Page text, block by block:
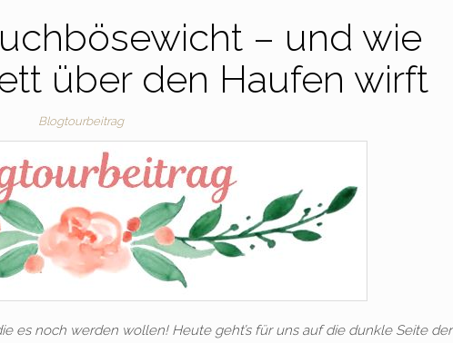
– und wie
über den Haufen wirft
Blogtourbeitrag
es noch werden wollen! Heute geht’s für uns auf die dunkle Seite der